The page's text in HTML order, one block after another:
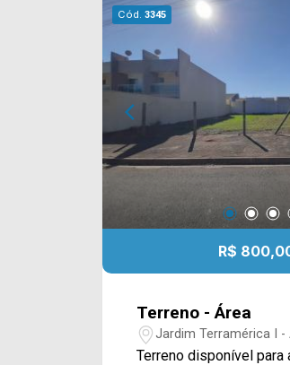
Cód. 3345
R$
Terreno - Área
Jardim Terramérica I -
Terreno disponível para